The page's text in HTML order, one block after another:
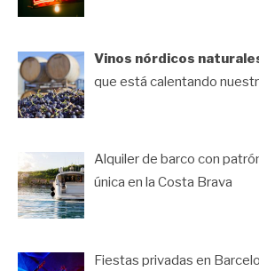
Vinos nórdicos
que está calentando
Alquiler de barco con
única en la Costa Brava
Fiestas privadas en